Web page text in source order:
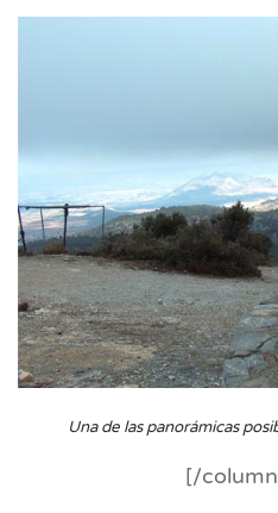
Una de las panorámicas
[/